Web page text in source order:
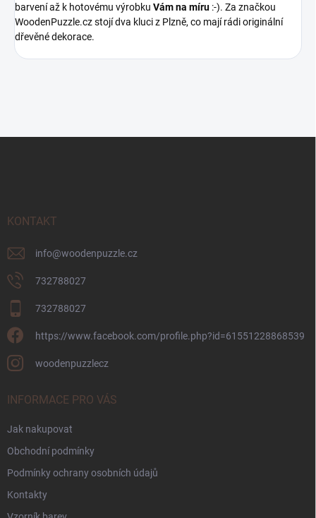
barvení až k hotovému výrobku Vám na míru :-). Za značkou
WoodenPuzzle.cz stojí dva kluci z Plzně, co mají rádi originální
dřevěné dekorace.
KONTAKT
info@woodenpuzzle.cz
732788027
732788027
https://www.facebook.com/profile.php?id=61551228868539
woodenpuzzlecz
INFORMACE PRO VÁS
Jak nakupovat
Obchodní podmínky
Podmínky ochrany osobních údajů
Kontakty